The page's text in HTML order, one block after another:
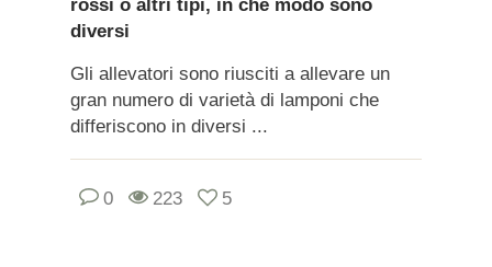
rossi o altri tipi, in che modo sono
diversi
Gli allevatori sono riusciti a allevare un
gran numero di varietà di lamponi che
differiscono in diversi ...
0 223 5